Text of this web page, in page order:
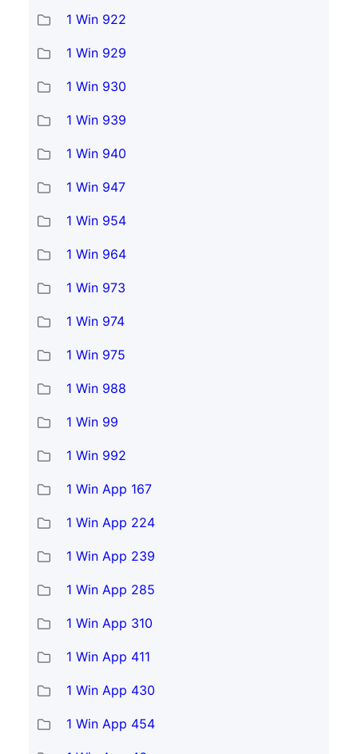
1 Win 922
1 Win 929
1 Win 930
1 Win 939
1 Win 940
1 Win 947
1 Win 954
1 Win 964
1 Win 973
1 Win 974
1 Win 975
1 Win 988
1 Win 99
1 Win 992
1 Win App 167
1 Win App 224
1 Win App 239
1 Win App 285
1 Win App 310
1 Win App 411
1 Win App 430
1 Win App 454